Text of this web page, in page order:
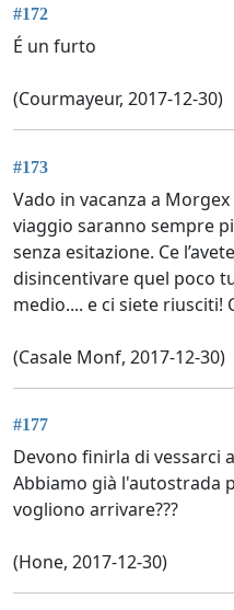
#172
É un furto
(Courmayeur, 2017-12-30)
#173
Vado in vacanza a
viaggio saranno sempre
senza esitazione. Ce
disincentivare quel poco
medio.... e ci siete riusciti!
(Casale Monf, 2017-12-30)
#177
Devono finirla di vessarci
Abbiamo già l'autostrada
vogliono arrivare???
(Hone, 2017-12-30)